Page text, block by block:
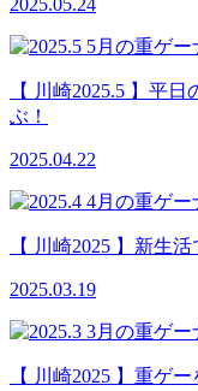
2025.05.24
【 川崎2025.5 】平
ぶ！
2025.04.22
【 川崎2025 】新生
2025.03.19
【 川崎2025 】重ゲ